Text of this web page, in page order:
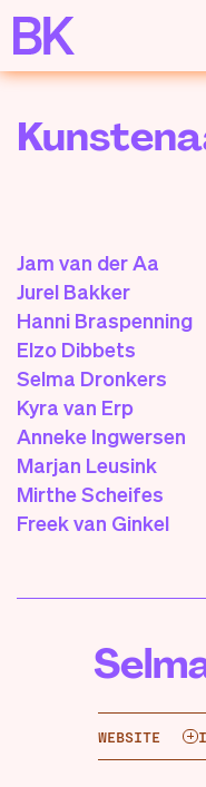
Jam van der Aa
Jurel Bakker
Hanni Braspenning
Elzo Dibbets
Selma Dronkers
Kyra van Erp
Anneke Ingwersen
Marjan Leusink
Mirthe Scheifes
Freek van Ginkel
WEBSITE